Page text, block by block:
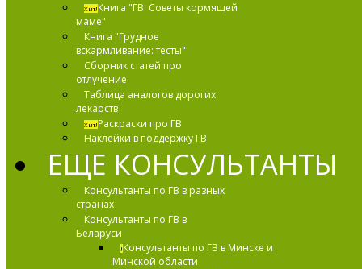
Хит!Книга "ГВ. Советы кормящей
маме"
Книга "Грудное
вскармливание: тесты"
Сборник статей про
отлучение
Таблица аналогов дорогих
лекарств
Хит!Раскраски про ГВ
Наклейки в поддержку ГВ
ЕЩЕ КОНСУЛЬТАНТЫ
Консультанты по ГВ в разных
странах
Консультанты по ГВ в
Беларуси
!Консультанты по ГВ в Минске и
Минской области